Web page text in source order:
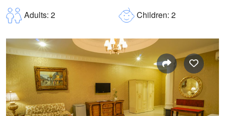
Adults: 2 Children: 2